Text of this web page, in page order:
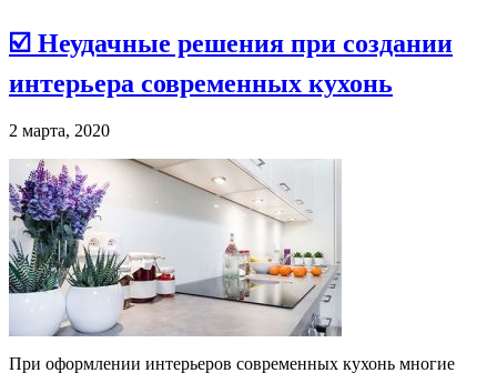
☑️ Неудачные решения при создании
интерьера современных кухонь
2 марта, 2020
При оформлении интерьеров современных кухонь многие